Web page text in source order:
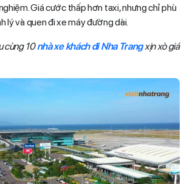
Giá cước thấp hơn taxi, nhưng chỉ phù
lý và quen đi xe máy đường dài.
cùng 10nhà xe khách đi Nha Trangxịn xò giá